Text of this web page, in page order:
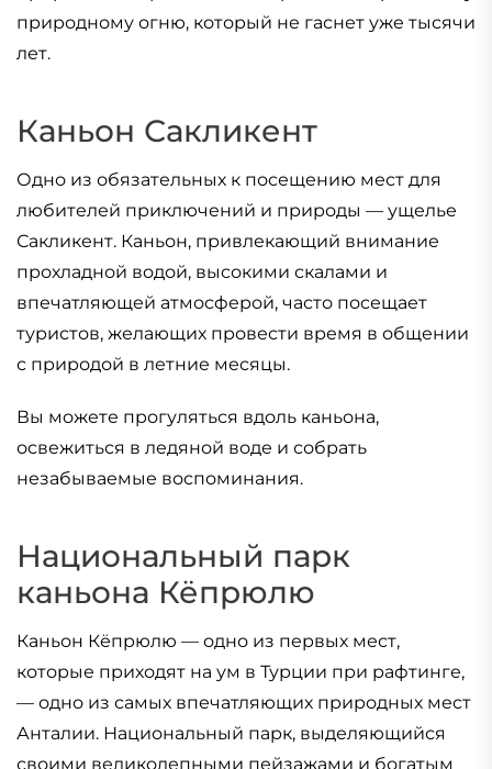
природному огню, который не гаснет уже тысячи
лет.
Каньон Сакликент
Одно из обязательных к посещению мест для
любителей приключений и природы — ущелье
Сакликент. Каньон, привлекающий внимание
прохладной водой, высокими скалами и
впечатляющей атмосферой, часто посещает
туристов, желающих провести время в общении
с природой в летние месяцы.
Вы можете прогуляться вдоль каньона,
освежиться в ледяной воде и собрать
незабываемые воспоминания.
Национальный парк
каньона Кёпрюлю
Каньон Кёпрюлю — одно из первых мест,
которые приходят на ум в Турции при рафтинге,
— одно из самых впечатляющих природных мест
Анталии. Национальный парк, выделяющийся
своими великолепными пейзажами и богатым